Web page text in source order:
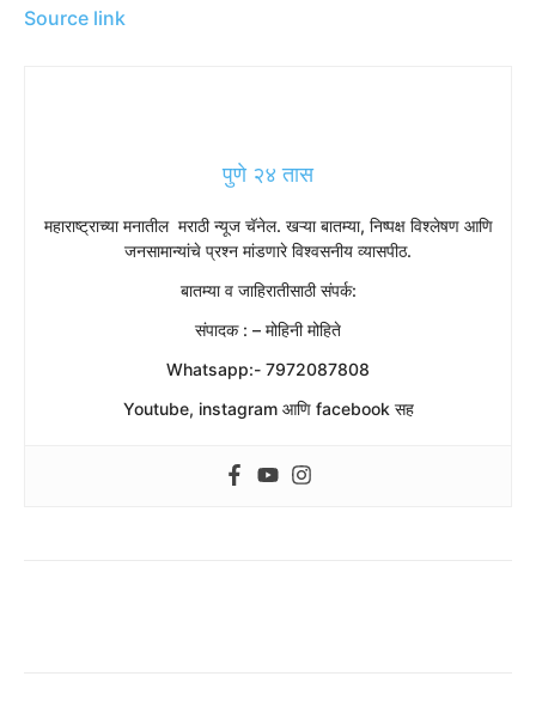
Source link
पुणे २४ तास
महाराष्ट्राच्या मनातील मराठी न्यूज चॅनेल. खऱ्या बातम्या, निष्पक्ष विश्लेषण आणि
जनसामान्यांचे प्रश्न मांडणारे विश्वसनीय व्यासपीठ.
बातम्या व जाहिरातीसाठी संपर्क:
संपादक : – मोहिनी मोहिते
Whatsapp:- 7972087808
Youtube, instagram आणि facebook सह